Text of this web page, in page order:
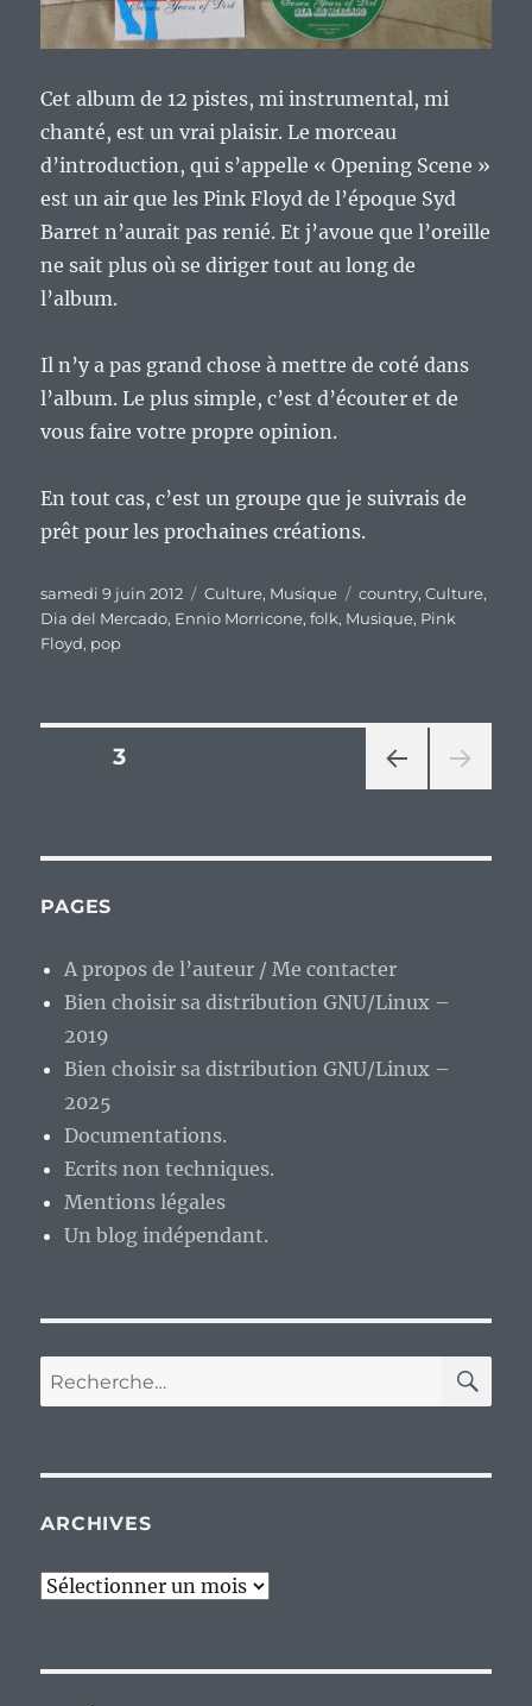
Cet album de 12 pistes, mi instrumental, mi
chanté, est un vrai plaisir. Le morceau
d’introduction, qui s’appelle « Opening Scene »
est un air que les Pink Floyd de l’époque Syd
Barret n’aurait pas renié. Et j’avoue que l’oreille
ne sait plus où se diriger tout au long de
l’album.
Il n’y a pas grand chose à mettre de coté dans
l’album. Le plus simple, c’est d’écouter et de
vous faire votre propre opinion.
En tout cas, c’est un groupe que je suivrais de
prêt pour les prochaines créations.
Publié
le
samedi 9 juin 2012 Catégories
Culture, Musique Étiquettes
country,Culture,
Dia del Mercado, Ennio Morricone,folk, Musique, Pink
Floyd, pop
Pagination
publications
CÉD
PAGE3
PAGES
A propos de l’auteur / Me contacter
Bien choisir sa distribution GNU/Linux –
2019
Bien choisir sa distribution GNU/Linux –
2025
Documentations.
Ecrits non techniques.
Mentions légales
Un blog indépendant.
Recherche
pour :
ARCHIVES
Archives